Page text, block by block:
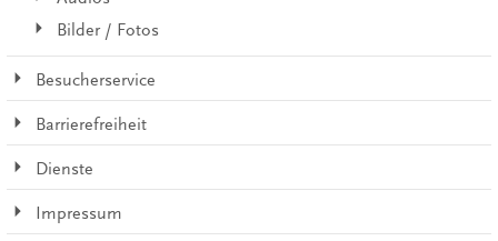
Bilder / Fotos
Besucherservice
Barrierefreiheit
Dienste
Impressum